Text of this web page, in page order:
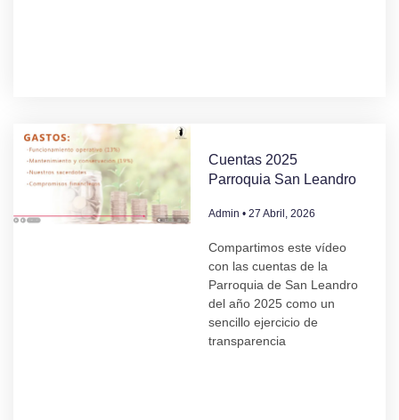
Cuentas 2025
Parroquia San Leandro
Admin 27 Abril, 2026
Compartimos este vídeo
con las cuentas de la
Parroquia de San Leandro
del año 2025 como un
sencillo ejercicio de
transparencia